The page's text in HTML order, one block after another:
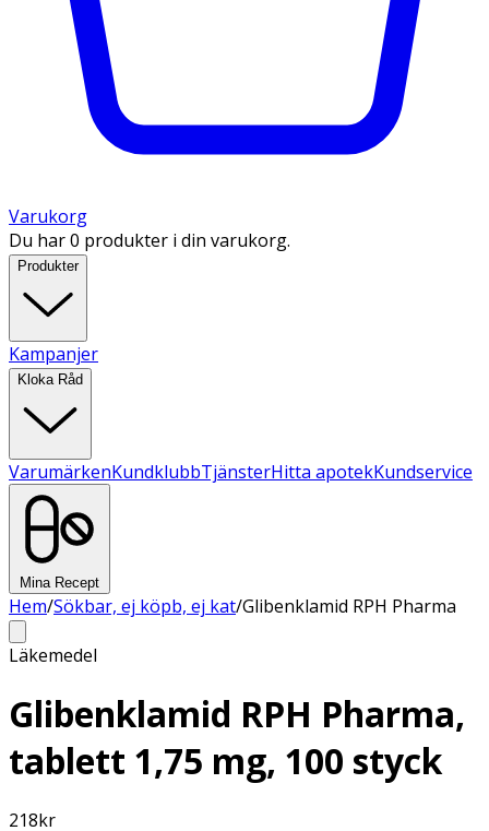
Varukorg
Du har 0 produkter i din varukorg.
Produkter
Kampanjer
Kloka Råd
VarumärkenKundklubbTjänsterHitta apotekKundservice
Mina Recept
Hem/Sökbar, ej köpb, ej kat/Glibenklamid RPH Pharma
Läkemedel
Glibenklamid RPH Pharma,
tablett 1,75 mg, 100 styck
218kr